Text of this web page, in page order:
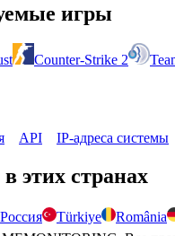
игры
Counter-Strike 2
API IP-адреса системы
этих странах
Россия Türkiye România